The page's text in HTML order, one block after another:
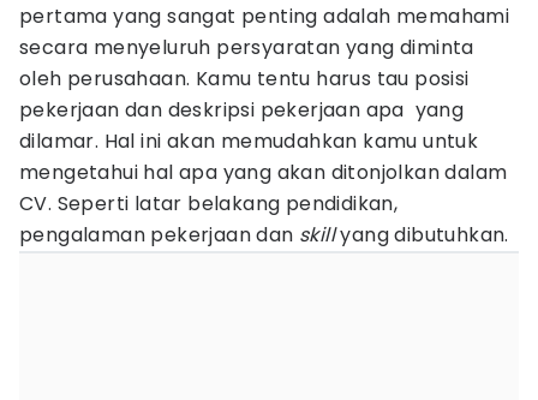
pertama yang sangat penting adalah memahami
secara menyeluruh persyaratan yang diminta
oleh perusahaan. Kamu tentu harus tau posisi
pekerjaan dan deskripsi pekerjaan apa yang
dilamar. Hal ini akan memudahkan kamu untuk
mengetahui hal apa yang akan ditonjolkan dalam
CV. Seperti latar belakang pendidikan,
pengalaman pekerjaan dan skillyang dibutuhkan.